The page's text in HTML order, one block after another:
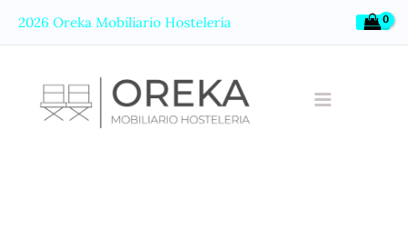
2026 Oreka Mobiliario Hostelería